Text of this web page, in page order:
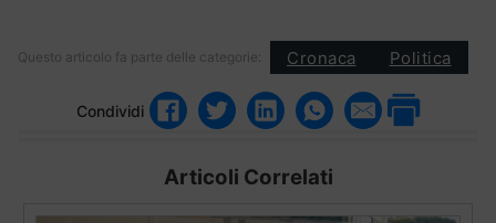
Questo articolo fa parte delle categorie: Cronaca Politica
Condividi
Articoli Correlati